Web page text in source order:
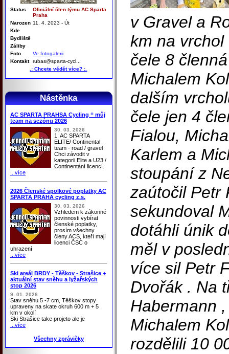
Status
Oficiální člen týmu AC Sparta
Praha
Narozen 11. 4. 2023 - Út
Kde
Bydliště
Záliby
Foto
Ve fotogalerii
Kontakt rubas@sparta-cycl...
.: Chcete vědět více? :.
Nástěnka
AC SPARTA PRAHSA Cycling ‘‘ můj
team na sezónu 2026
30. 03. 2026
1. AC SPARTA
ELITE/ Continental
team - road / gravel
Chci závodit v
kategorii Elite a U23 /
Continentání licencí.
...více
2026 Členské spolkové poplatky AC
SPARTA PRAHA cycling z.s.
30. 03. 2026
Vzhledem k zákonné
povinnosti vybírat
členské poplatky,
prosím všechny
členy ACS, kteří mají
licenci ČSC o
uhrazení
...více
Ski areál BRDY - Těškov - Strašice +
aktuální stav sněhu a lyžařských
stop 2026
9. 01. 2026
Stav sněhu 5 -7 cm, Těškov stopy
upraveny na skate okruh 600 m + 5
km v okolí
Ski Strašice take projeto ale je
...více
Všechny zprávičky
v Gravel a
km na
čele 8
Michalem
dalším
čele jen 4
Fialou,
Karlem a
stoupání z
zaútočil Petr
sekundoval
dotáhli únik
měl v
více sil Petr
Dvořák . Na
Habermann
Michalem
rozdělili 10